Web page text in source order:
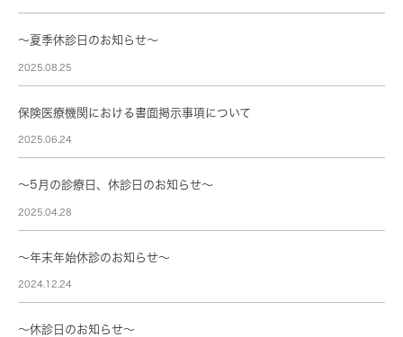
～夏季休診日のお知らせ～
2025.08.25
保険医療機関における書面掲示事項について
2025.06.24
～5月の診療日、休診日のお知らせ～
2025.04.28
〜年末年始休診のお知らせ〜
2024.12.24
～休診日のお知らせ～